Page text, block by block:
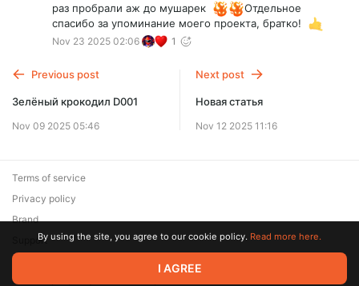
раз пробрали аж до мушарек
Отдельное
спасибо за упоминание моего проекта, братко!
Nov 23 2025 02:06 1
Previous post
Зелёный крокодил D001
Nov 09 2025 05:46
Next post
Новая статья
Nov 12 2025 11:16
© 2026 Zaya Solutions Limited. All rights reserved. All trademarks
are the property of their respective owners.
Terms of service
Privacy policy
Brand
SupportBy using the site, you agree to our cookie policy. Read more here.
I AGREE